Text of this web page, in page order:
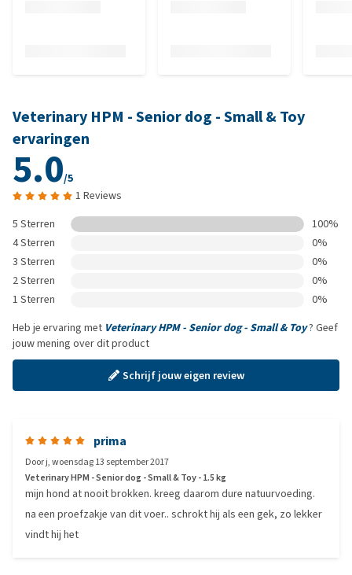
Veterinary HPM - Senior dog - Small & Toy
ervaringen
5.0/5
1 Reviews
5 Sterren
100%
4 Sterren
0%
3 Sterren
0%
2 Sterren
0%
1 Sterren
0%
Heb je ervaring met Veterinary HPM - Senior dog - Small & Toy? Geef
jouw mening over dit product
Schrijf jouw eigen review
prima
Doorj,woensdag 13 september 2017
Veterinary HPM - Senior dog - Small & Toy - 1.5 kg
mijn hond at nooit brokken. kreeg daarom dure natuurvoeding.
na een proefzakje van dit voer.. schrokt hij als een gek, zo lekker
vindt hij het